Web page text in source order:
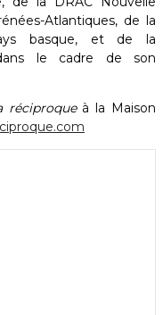
Atlantiques, de la
basque, et de la
le cadre de son
réciproqueà la Maison